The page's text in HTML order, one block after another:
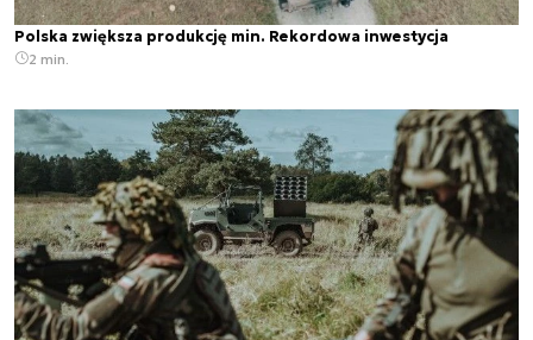
Polska zwiększa produkcję min. Rekordowa inwestycja
2 min.